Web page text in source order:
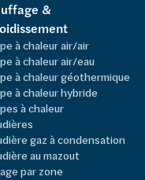
&
à chaleur air/air
à chaleur air/eau
à chaleur géothermique
à chaleur hybride
à chaleur
gaz à condensation
au mazout
par zone